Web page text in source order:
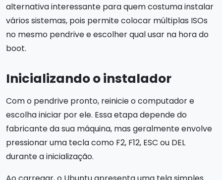
alternativa interessante para quem costuma instalar
vários sistemas, pois permite colocar múltiplas ISOs
no mesmo pendrive e escolher qual usar na hora do
boot.
Inicializando o instalador
Com o pendrive pronto, reinicie o computador e
escolha iniciar por ele. Essa etapa depende do
fabricante da sua máquina, mas geralmente envolve
pressionar uma tecla como F2, F12, ESC ou DEL
durante a inicialização.